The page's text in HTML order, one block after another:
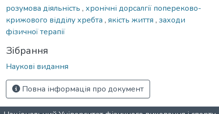
розумова діяльність , хронічні дорсалгії попереково-
крижового відділу хребта , якість життя , заходи
фізичної терапії
Зібрання
Наукові видання
Повна інформація про документ